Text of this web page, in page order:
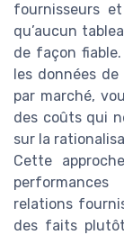
fournisseurs
qu’aucun
de façon
les données
par marché,
des coûts qui
sur la
Cette
relations
des faits